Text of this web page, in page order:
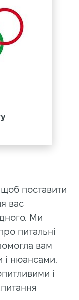
щоб поставити
вас
Ми
питальні
вам
і нюансами.
і